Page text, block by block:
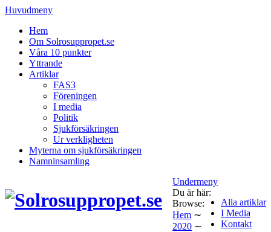
Huvudmeny
Hem
Om Solrosuppropet.se
Våra 10 punkter
Yttrande
Artiklar
FAS3
Föreningen
I media
Politik
Sjukförsäkringen
Ur verkligheten
Myterna om sjukförsäkringen
Namninsamling
Undermeny
Alla artiklar
I Media
Kontakt
Du är här:
Browse:
Hem ∼
2020 ∼